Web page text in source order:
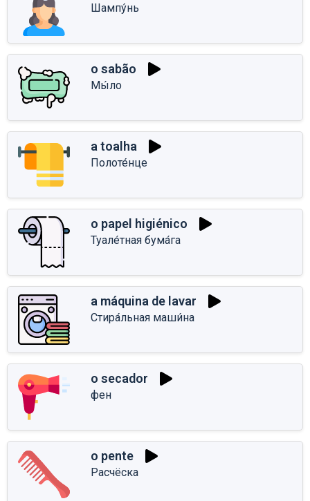
Шампу́нь
o sabão
Мы́ло
a toalha
Полоте́нце
o papel higiénico
Туале́тная бума́га
a máquina de lavar
Стира́льная маши́на
o secador
фен
o pente
Расчёска